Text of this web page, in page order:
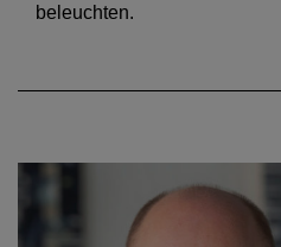
beleuchten.